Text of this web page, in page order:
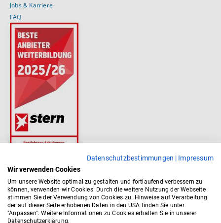
Datenschutzbestimmungen | Impressum
Wir verwenden Cookies
Um unsere Website optimal zu gestalten und fortlaufend verbessern zu
können, verwenden wir Cookies. Durch die weitere Nutzung der Webseite
stimmen Sie der Verwendung von Cookies zu. Hinweise auf Verarbeitung
der auf dieser Seite erhobenen Daten in den USA finden Sie unter
"Anpassen". Weitere Informationen zu Cookies erhalten Sie in unserer
Datenschutzerklärung.
Jobs & Karriere
FAQ